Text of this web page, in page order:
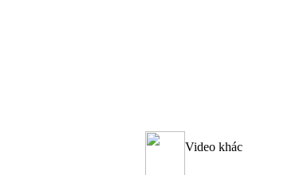
Video khác